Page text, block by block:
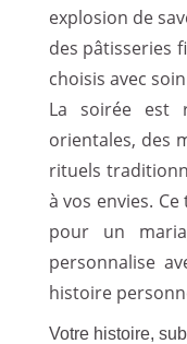
explosion de
des pâtisseries
choisis avec
La soirée est
orientales, des
rituels
à vos envies.
pour un
personnalise
histoire
Votre histoire,